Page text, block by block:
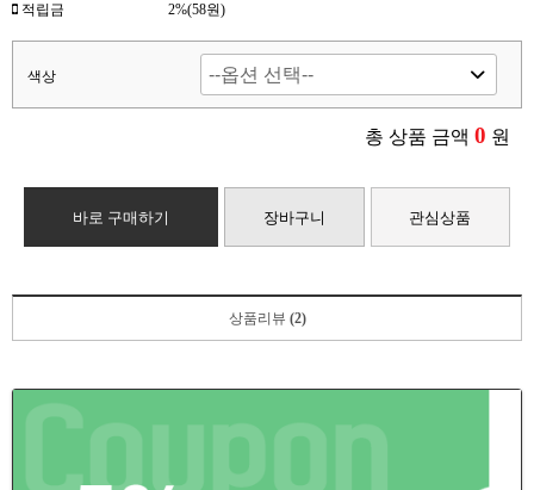
적립금 2%(58원)
색상
총 상품 금액 0 원
바로 구매하기 장바구니 관심상품
상품리뷰 (2)